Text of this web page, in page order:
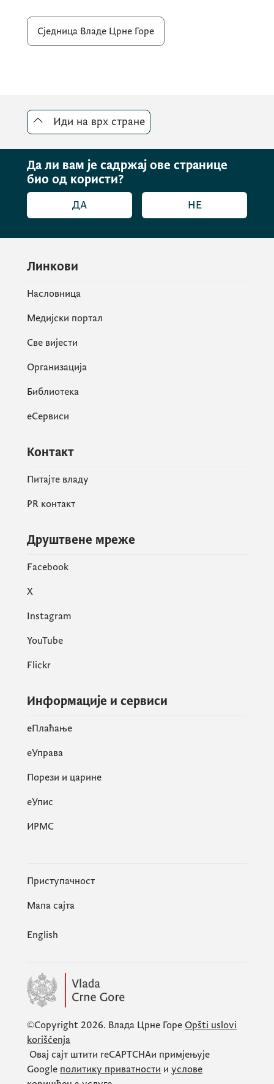
Сједница Владе Црне Горе
Иди на врх стране
Да ли вам је садржај ове странице
био од користи?
ДА НЕ
Линкови
Насловница
Медијски портал
Све вијести
Организација
Библиотека
еСервиси
Контакт
Питајте владу
PR контакт
Друштвене мреже
Facebook
X
Instagram
YouTube
Flickr
Информације и сервиси
eПлаћање
еУправа
Порези и царине
eУпис
ИРМС
Приступачност
Мапа сајта
English
©Copyright 2026. Влада Црне Горе Opšti uslovi
korišćenja
Овај сајт штити reCAPTCHAи примјењује
Google политику приватности и услове